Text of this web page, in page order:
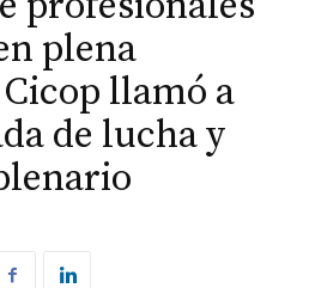
plena
llamó a
de lucha y